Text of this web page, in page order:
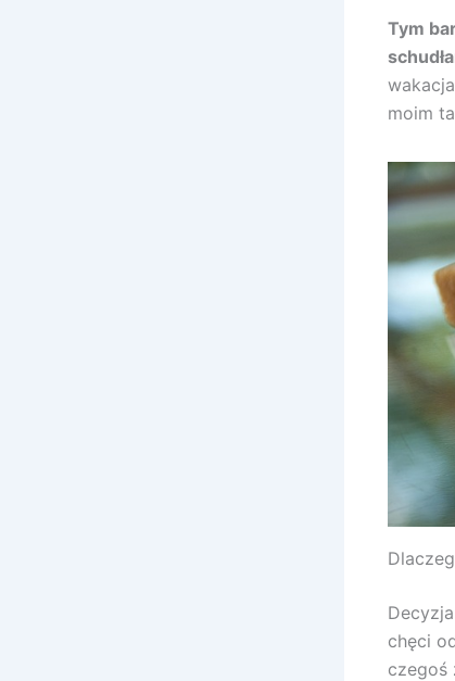
Tym
moim
chęci
czegoś